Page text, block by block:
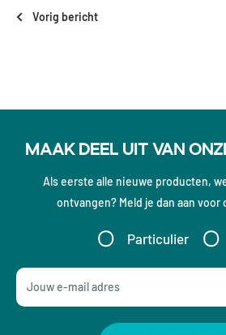
Vorig bericht
Maak deel uit van
Als eerste alle nieuwe producten,
ontvangen? Meld je dan aan
Particulier
Jouw e-mail adres